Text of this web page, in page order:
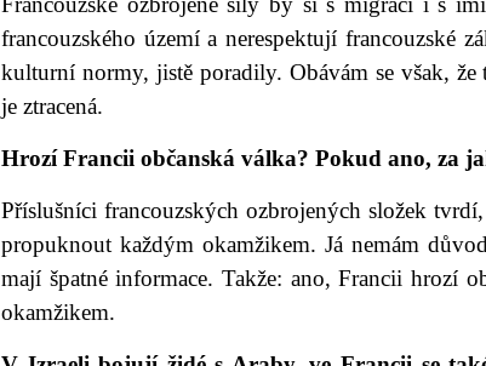
francouzského území a nerespektují francouzské
kulturní normy, jistě poradily. Obávám se však, že
je ztracená.
Hrozí Francii občanská válka? Pokud ano, za
Příslušníci francouzských ozbrojených složek
propuknout každým okamžikem. Já nemám
mají špatné informace. Takže: ano, Francii hrozí
okamžikem.